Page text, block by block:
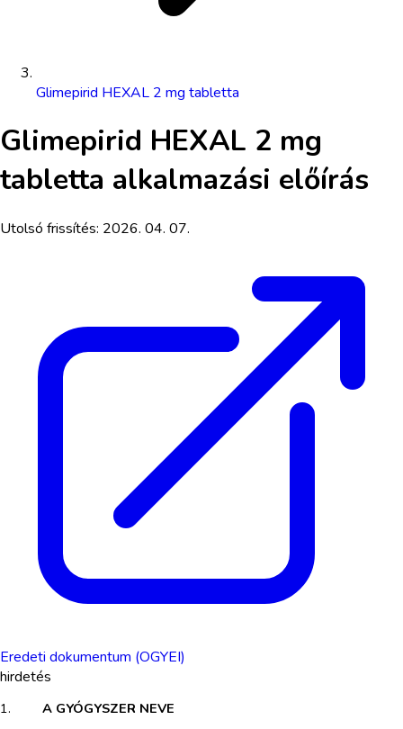
Glimepirid HEXAL 2 mg tabletta
Glimepirid HEXAL 2 mg
tabletta alkalmazási előírás
Utolsó frissítés: 2026. 04. 07.
Eredeti dokumentum (OGYEI)
hirdetés
1.​
A GYÓGYSZER NEVE